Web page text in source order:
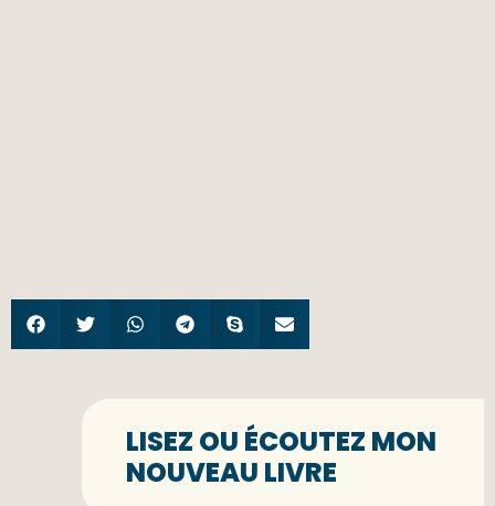
LISEZ OU ÉCOUTEZ MON
NOUVEAU LIVRE